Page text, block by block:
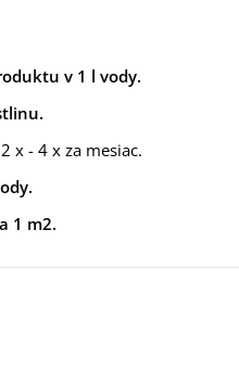
v 1 l vody.
x - 4 x za mesiac.
1 m2.